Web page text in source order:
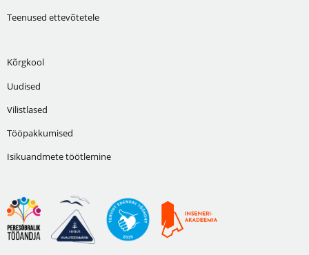
Teenused ettevõtetele
Kõrgkool
Uudised
Vilistlased
Tööpakkumised
Isikuandmete töötlemine